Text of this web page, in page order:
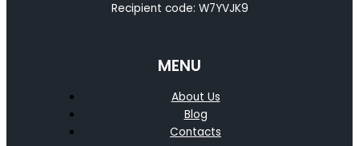
Recipient code: W7YVJK9
MENU
About Us
Blog
Contacts